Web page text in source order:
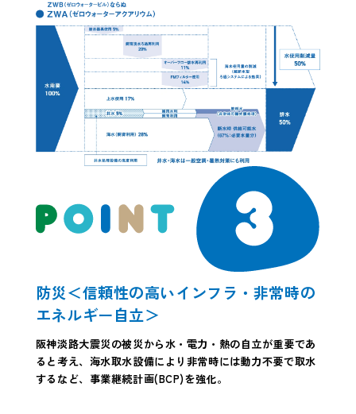
防災＜信頼性の高いインフラ・非常時の
エネルギー自立＞
阪神淡路大震災の被災から水・電力・熱の自立が重要であ
ると考え、海水取水設備により非常時には動力不要で取水
するなど、事業継続計画(BCP)を強化。